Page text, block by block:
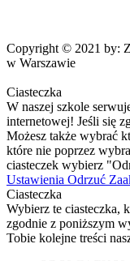
Copyright © 2021 by:
w Warszawie
Ciasteczka
W naszej szkole
internetowej! Jeśli się
Możesz także wybrać
które nie poprzez
ciasteczek wybierz
Ustawienia Odrzuć
Ciasteczka
Wybierz te ciasteczka,
zgodnie z poniższym
Tobie kolejne treści